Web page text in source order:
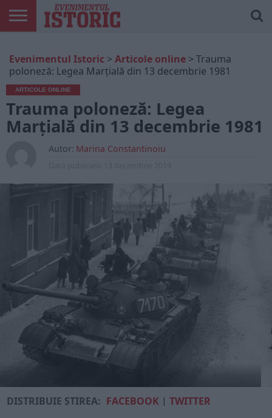
ONLINE
EDIȚII
TIPĂRITE
ISTORIC
PLAY
CONTUL
MEU
Evenimentul Istoric > Articole online > Trauma
poloneză: Legea Marţială din 13 decembrie 1981
ARTICOLE ONLINE
Trauma poloneză: Legea
Marţială din 13 decembrie 1981
Autor: Marina Constantinoiu
DISTRIBUIE ȘTIREA: FACEBOOK |TWITTER